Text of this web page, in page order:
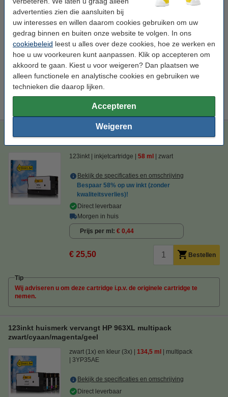
advertenties zien die aansluiten bij
uw interesses en willen daarom cookies gebruiken om uw
gedrag binnen en buiten onze website te volgen. In ons
cookiebeleid leest u alles over deze cookies, hoe ze werken en
hoe u uw voorkeuren kunt aanpassen. Klik op accepteren om
akkoord te gaan. Kiest u voor weigeren? Dan plaatsen we
alleen functionele en analytische cookies en gebruiken we
technieken die daarop lijken.
Accepteren
Weigeren
Bespaar58%op uw inkt (zonder kwaliteitsverlies)!
Bespaar op uw afdrukkosten. Én met15,5 ml meerinhoud.
123inkt huismerk vervangt HP 963XL (3JA30AE)
inktcartridge zwart hoge capaciteit
€ 25,50
Wij adviseren u i.p.v. deze cartridge de 123inkt huismerk-uitvoering
123inkt huismerk vervangt HP 963XL (3JA30AE) inktcartridge
123inkt inkjetcartridge 58 ml zwart
Bekijk de specificaties en omschrijving
Bespaar 58% op uw inkt (zonder
kwaliteitsverlies)!
Direct leverbaar
Morgen in huis
Prijs per ml € 0,44
€ 25,50 Bestellen
Tip
Wij adviseren u om deze cartridge i.p.v. de originele cartridge te
nemen.
123inkt huismerk vervangt HP 963XL multipack
zwart/cyaan/magenta/geel
zwart (1x) en kleur (3x) 134,5 ml
multipack
3YP35AE
Bekijk de specificaties en omschrijving
Direct leverbaar